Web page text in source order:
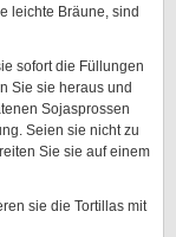
leichte Bräune, sind
sofort die Füllungen
Sie sie heraus und
Sojasprossen
Seien sie nicht zu
Sie sie auf einem
sie die Tortillas mit